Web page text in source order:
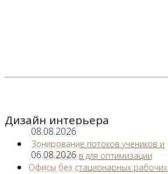
Дизайн интерьера
08.08.2026
Зонирование потоков учеников и
студентов для оптимизации
06.08.2026
Офисы без стационарных рабочих